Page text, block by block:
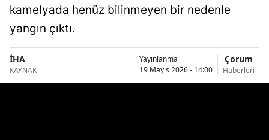
Bingöl
Burdur
kamelyada henüz bilinmeyen bir nedenle
yangın çıktı.
İHA
KAYNAK
Yayınlanma
19 Mayıs 2026 - 14:00
Çorum
Haberleri